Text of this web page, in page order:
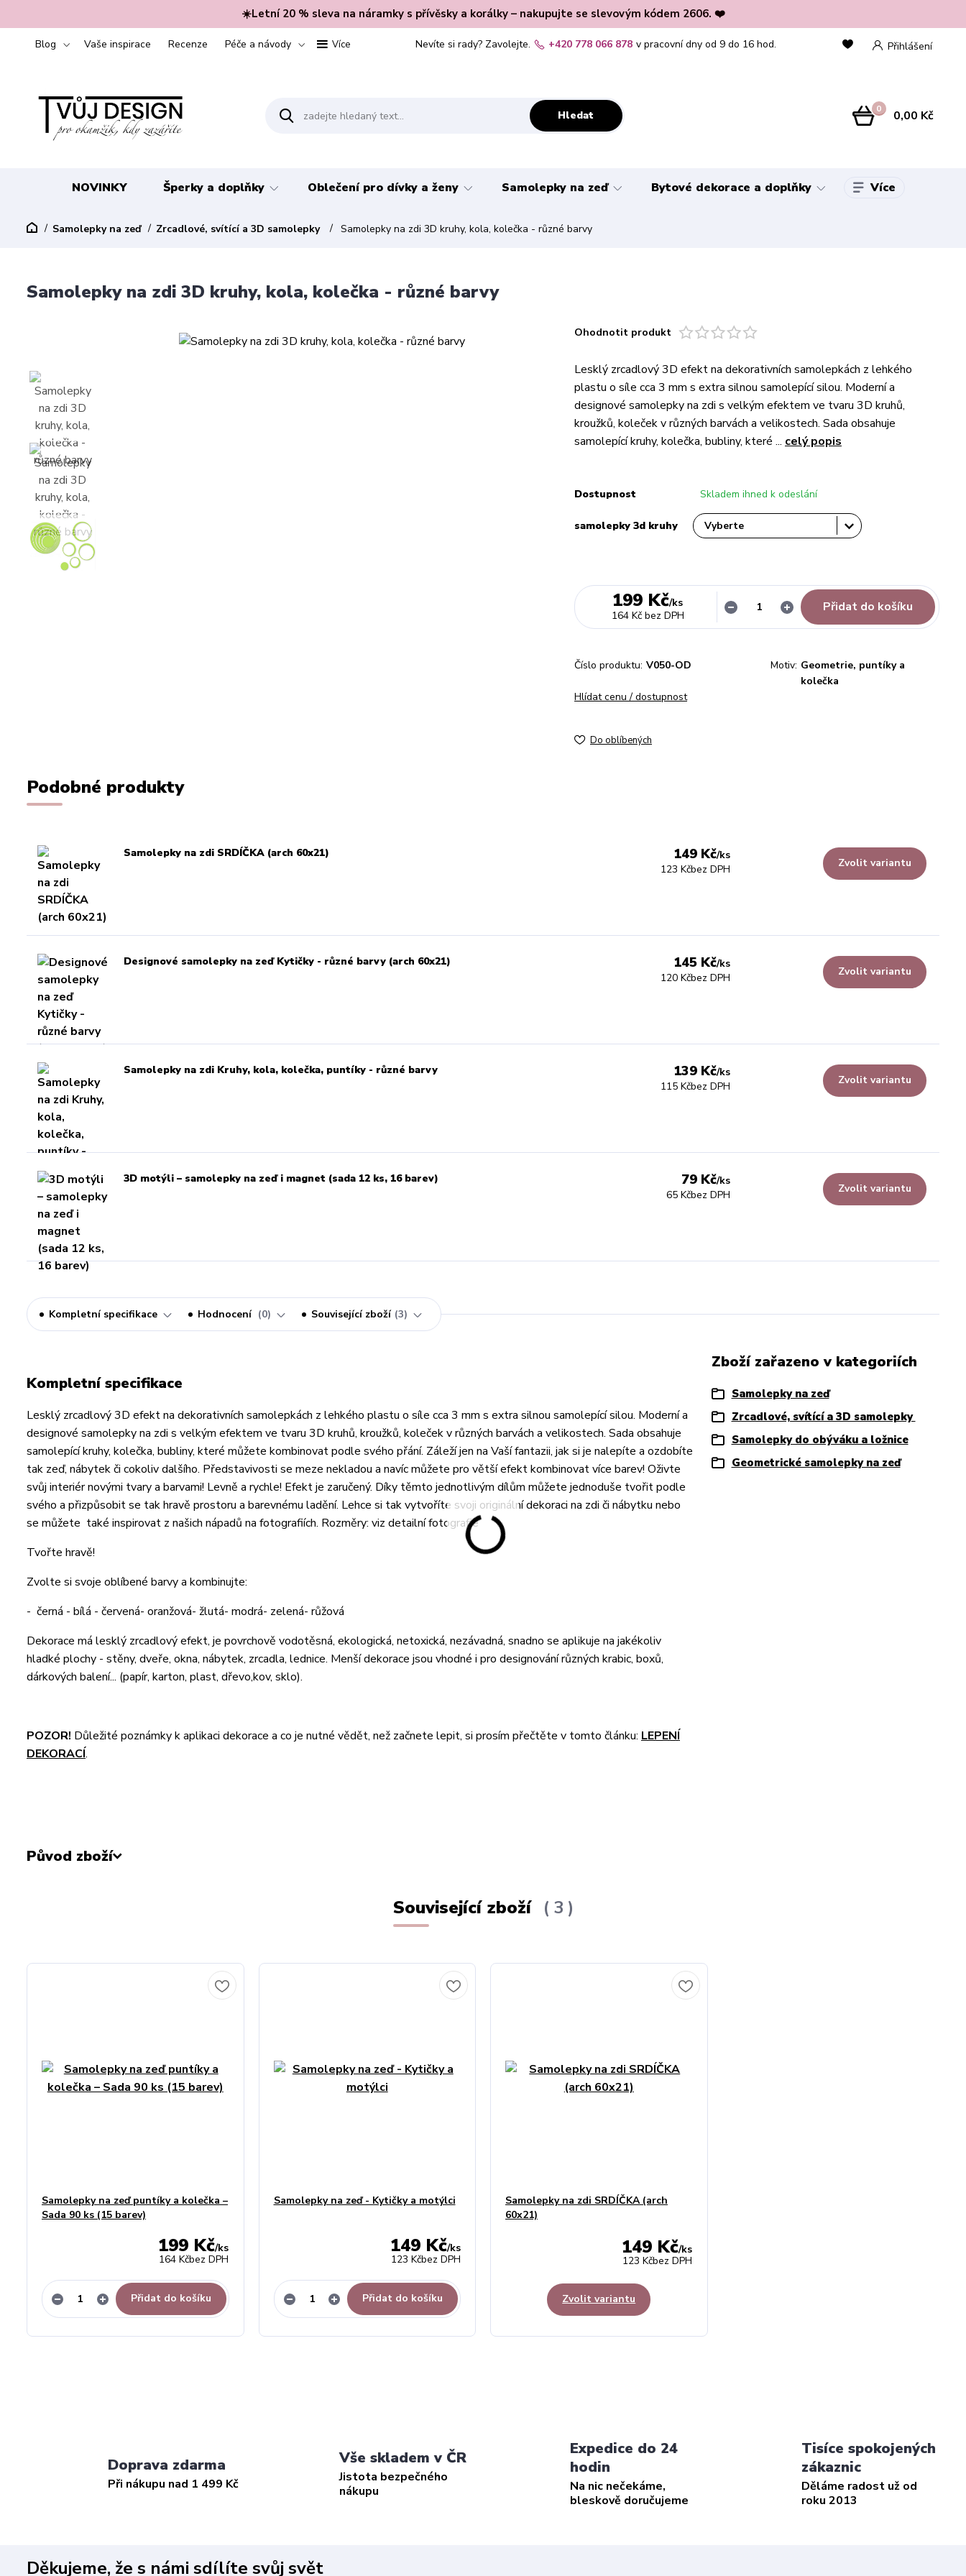
☀️Letní 20 % sleva na náramky s přívěsky a korálky – nakupujte se slevovým kódem 2606. ❤️
Blog Vaše inspirace Recenze Péče a návody Více Přihlášení
Hledat
Nevíte si rady? Zavolejte. +420 778 066 878 v pracovní dny od 9 do 16 hod.
0 0,00 Kč
NOVINKY Šperky a doplňky Oblečení pro dívky a ženy Samolepky na zeď Bytové dekorace a doplňky Více
Samolepky na zeď Zrcadlové, svítící a 3D samolepky Samolepky na zdi 3D kruhy, kola, kolečka - různé barvy
Samolepky na zdi 3D kruhy, kola, kolečka - různé barvy
Ohodnotit produkt
Lesklý zrcadlový 3D efekt na dekorativních samolepkách z lehkého
plastu o síle cca 3 mm s extra silnou samolepící silou. Moderní a
designové samolepky na zdi s velkým efektem ve tvaru 3D kruhů,
kroužků, koleček v různých barvách a velikostech. Sada obsahuje
samolepící kruhy, kolečka, bubliny, které ... celý popis
Dostupnost Skladem ihned k odeslání
samolepky 3d kruhy
199 Kč/ks
164 Kč bez DPH
Přidat do košíku
Číslo produktu: V050-OD Motiv: Geometrie, puntíky a
kolečka
Hlídat cenu / dostupnost
Do oblíbených
Podobné produkty
Samolepky na zdi SRDÍČKA (arch 60x21) 149 Kč/ks
123 Kčbez DPH Zvolit variantu
Designové samolepky na zeď Kytičky - různé barvy (arch 60x21) 145 Kč/ks
120 Kčbez DPH Zvolit variantu
Samolepky na zdi Kruhy, kola, kolečka, puntíky - různé barvy 139 Kč/ks
115 Kčbez DPH Zvolit variantu
3D motýli – samolepky na zeď i magnet (sada 12 ks, 16 barev) 79 Kč/ks
65 Kčbez DPH Zvolit variantu
Kompletní specifikace Hodnocení 0 Související zboží 3
Kompletní specifikace
Lesklý zrcadlový 3D efekt na dekorativních samolepkách z lehkého plastu o síle cca 3 mm s extra silnou samolepící silou. Moderní a
designové samolepky na zdi s velkým efektem ve tvaru 3D kruhů, kroužků, koleček v různých barvách a velikostech. Sada obsahuje
samolepící kruhy, kolečka, bubliny, které můžete kombinovat podle svého přání. Záleží jen na Vaší fantazii, jak si je nalepíte a ozdobíte
tak zeď, nábytek či cokoliv dalšího. Představivosti se meze nekladou a navíc můžete pro větší efekt kombinovat více barev! Oživte
svůj interiér novými tvary a barvami! Levně a rychle! Efekt je zaručený. Díky těmto jednotlivým dílům můžete jednoduše tvořit podle
svého a přizpůsobit se tak hravě prostoru a barevnému ladění. Lehce si tak vytvoříte svoji originální dekoraci na zdi či nábytku nebo
se můžete také inspirovat z našich nápadů na fotografiích. Rozměry: viz detailní fotografie
Tvořte hravě!
Zvolte si svoje oblíbené barvy a kombinujte:
- černá - bílá - červená- oranžová- žlutá- modrá- zelená- růžová
Dekorace má lesklý zrcadlový efekt, je povrchově vodotěsná, ekologická, netoxická, nezávadná, snadno se aplikuje na jakékoliv
hladké plochy - stěny, dveře, okna, nábytek, zrcadla, lednice. Menší dekorace jsou vhodné i pro designování různých krabic, boxů,
dárkových balení... (papír, karton, plast, dřevo,kov, sklo).
POZOR! Důležité poznámky k aplikaci dekorace a co je nutné vědět, než začnete lepit, si prosím přečtěte v tomto článku: LEPENÍ
DEKORACÍ.
Původ zboží
Zboží zařazeno v kategoriích
Samolepky na zeď
Zrcadlové, svítící a 3D samolepky
Samolepky do obýváku a ložnice
Geometrické samolepky na zeď
Související zboží 3
Samolepky na zeď puntíky a kolečka –
Sada 90 ks (15 barev)
199 Kč/ks
164 Kčbez DPH
Přidat do košíku
Samolepky na zeď - Kytičky a motýlci
149 Kč/ks
123 Kčbez DPH
Přidat do košíku
Samolepky na zdi SRDÍČKA (arch
60x21)
149 Kč/ks
123 Kčbez DPH
Zvolit variantu
Doprava zdarma
Při nákupu nad 1 499 Kč
Vše skladem v ČR
Jistota bezpečného
nákupu
Expedice do 24
hodin
Na nic nečekáme,
bleskově doručujeme
Tisíce spokojených
zákaznic
Děláme radost už od
roku 2013
Děkujeme, že s námi sdílíte svůj svět